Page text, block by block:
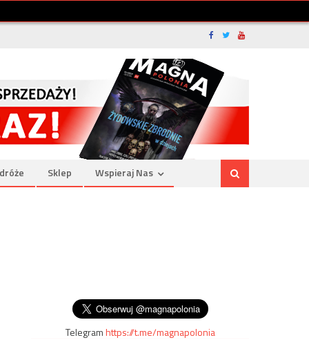
Sklep Wspieraj Nas
Telegramhttps://t.me/magnapolonia